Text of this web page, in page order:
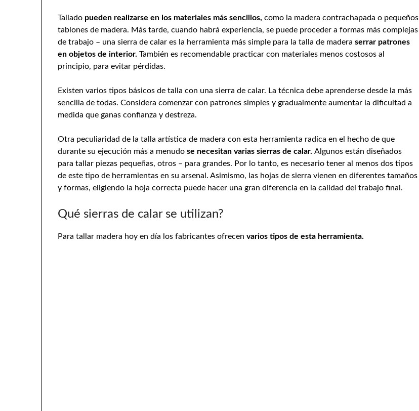
Tallado pueden realizarse en los materiales más sencillos,como la madera contrachapada o pequeños
tablones de madera. Más tarde, cuando habrá experiencia, se puede proceder a formas más complejas
de trabajo – una sierra de calar es la herramienta más simple para la talla de maderaserrar patrones
en objetos de interior. También es recomendable practicar con materiales menos costosos al
principio, para evitar pérdidas.
Existen varios tipos básicos de talla con una sierra de calar. La técnica debe aprenderse desde la más
sencilla de todas. Considera comenzar con patrones simples y gradualmente aumentar la dificultad a
medida que ganas confianza y destreza.
Otra peculiaridad de la talla artística de madera con esta herramienta radica en el hecho de que
durante su ejecución más a menudo se necesitan varias sierras de calar.Algunos están diseñados
para tallar piezas pequeñas, otros – para grandes. Por lo tanto, es necesario tener al menos dos tipos
de este tipo de herramientas en su arsenal. Asimismo, las hojas de sierra vienen en diferentes tamaños
y formas, eligiendo la hoja correcta puede hacer una gran diferencia en la calidad del trabajo final.
Qué sierras de calar se utilizan?
Para tallar madera hoy en día los fabricantes ofrecen varios tipos de esta herramienta.